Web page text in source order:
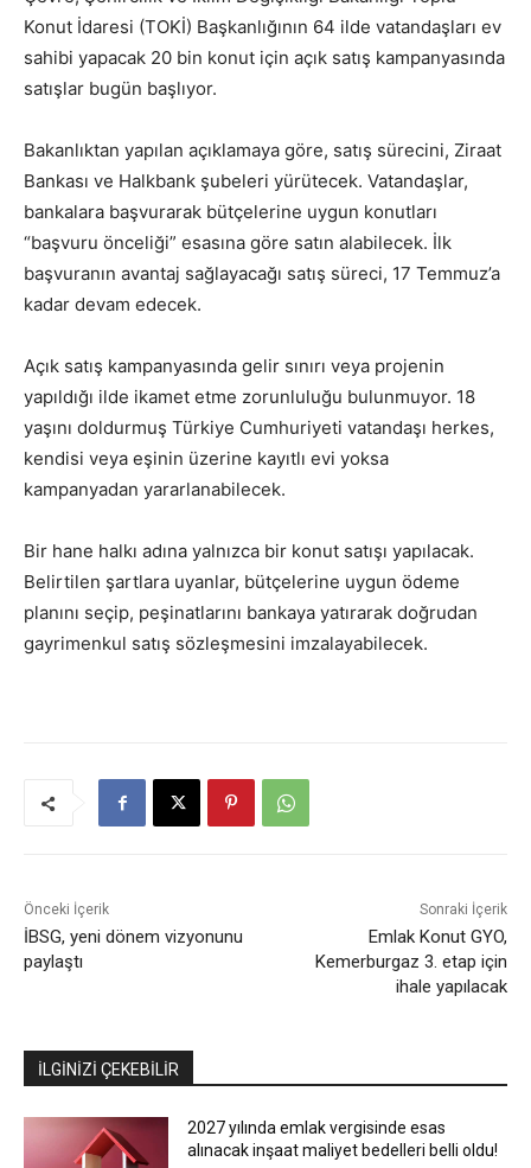
Konut İdaresi (TOKİ) Başkanlığının 64 ilde vatandaşları ev
sahibi yapacak 20 bin konut için açık satış kampanyasında
satışlar bugün başlıyor.
Bakanlıktan yapılan açıklamaya göre, satış sürecini, Ziraat
Bankası ve Halkbank şubeleri yürütecek. Vatandaşlar,
bankalara başvurarak bütçelerine uygun konutları
“başvuru önceliği” esasına göre satın alabilecek. İlk
başvuranın avantaj sağlayacağı satış süreci, 17 Temmuz’a
kadar devam edecek.
Açık satış kampanyasında gelir sınırı veya projenin
yapıldığı ilde ikamet etme zorunluluğu bulunmuyor. 18
yaşını doldurmuş Türkiye Cumhuriyeti vatandaşı herkes,
kendisi veya eşinin üzerine kayıtlı evi yoksa
kampanyadan yararlanabilecek.
Bir hane halkı adına yalnızca bir konut satışı yapılacak.
Belirtilen şartlara uyanlar, bütçelerine uygun ödeme
planını seçip, peşinatlarını bankaya yatırarak doğrudan
gayrimenkul satış sözleşmesini imzalayabilecek.
Önceki İçerik
İBSG, yeni dönem vizyonunu
paylaştı
Sonraki İçerik
Emlak Konut GYO,
Kemerburgaz 3. etap için
ihale yapılacak
İLGİNİZİ ÇEKEBİLİR
2027 yılında emlak vergisinde esas
alınacak inşaat maliyet bedelleri belli oldu!